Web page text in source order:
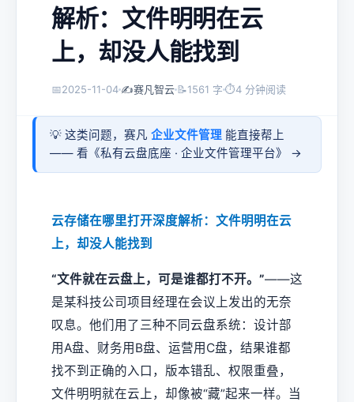
解析：文件明明在云
上，却没人能找到
📅2025-11-04 ✍️赛凡智云 📝1561 字 ⏱4 分钟阅读
💡 这类问题，赛凡 企业文件管理 能直接帮上
—— 看《私有云盘底座 · 企业文件管理平台》 →
云存储在哪里打开深度解析：文件明明在云
上，却没人能找到
“文件就在云盘上，可是谁都打不开。”——这
是某科技公司项目经理在会议上发出的无奈
叹息。他们用了三种不同云盘系统：设计部
用A盘、财务用B盘、运营用C盘，结果谁都
找不到正确的入口，版本错乱、权限重叠，
文件明明就在云上，却像被“藏”起来一样。当